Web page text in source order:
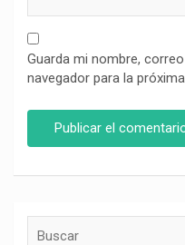
Guarda mi nombre,
navegador para la